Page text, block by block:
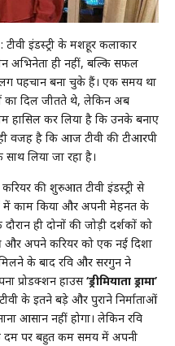
इंडस्ट्री के मशहूर कलाकार
अभिनेता ही नहीं, बल्कि सफल
पहचान बना चुके हैं। एक समय था
का दिल जीतते थे, लेकिन अब
हासिल कर लिया है कि उनके बनाए
वजह है कि आज टीवी की टीआरपी
लिया जा रहा है।
की शुरुआत टीवी इंडस्ट्री से
में काम किया और अपनी मेहनत के
ही दोनों की जोड़ी दर्शकों को
और अपने करियर को एक नई दिशा
के बाद रवि और सरगुन ने
प्रोडक्शन हाउस‘ड्रीमियाता ड्रामा’
के इतने बड़े और पुराने निर्माताओं
आसान नहीं होगा। लेकिन रवि
पर बहुत कम समय में अपनी